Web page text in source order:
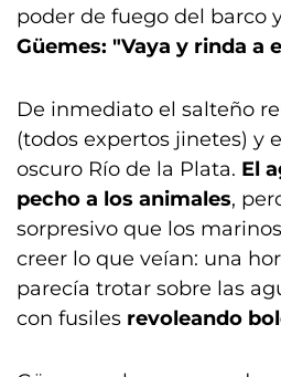
poder de fuego del barco
Güemes: "Vaya y rinda a
De inmediato el salteño
(todos expertos jinetes) y
oscuro Río de la Plata. El
pecho a los animales,
sorpresivo que los
creer lo que veían: una
parecía trotar sobre las
con fusiles revoleando